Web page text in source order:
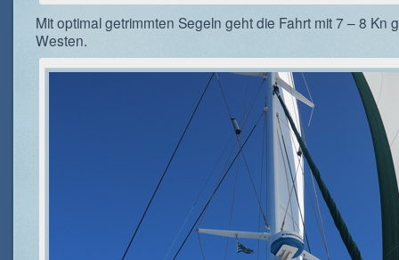
Mit optimal getrimmten Segeln geht die Fahrt mit 7 – 8 Kn
Westen.